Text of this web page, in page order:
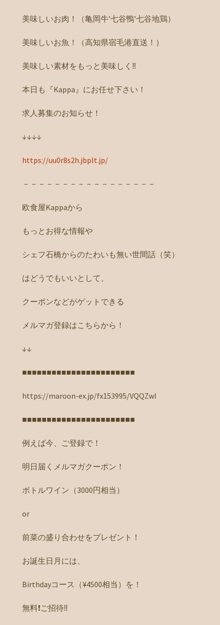
美味しいお肉！（亀岡牛’七谷鴨’七谷地鶏）
美味しいお魚！（高知県宿毛港直送！）
美味しい素材をもっと美味しく‼️
本日も『Kappa』にお任せ下さい！
求人募集のお知らせ！
↓↓↓↓
https://uu0r8s2h.jbplt.jp/
－－－－－－－－－－－－－－－－－
欧食屋Kappaから
もっとお得な情報や
シェフ石橋からのたわいも無い世間話（笑）
はどうでもいいとして、
クーポンなどがゲットできる
メルマガ登録はこちらから！
↓↓
■■■■■■■■■■■■■■■■■■■■■■■
https://maroon-ex.jp/fx153995/VQQZwI
■■■■■■■■■■■■■■■■■■■■■■■
例えば今、ご登録で！
明日届くメルマガクーポン！
ボトルワイン（3000円相当）
or
前菜の盛り合わせをプレゼント！
お誕生日月には、
Birthdayコース（¥4500相当）を！
無料❗️ご招待‼️